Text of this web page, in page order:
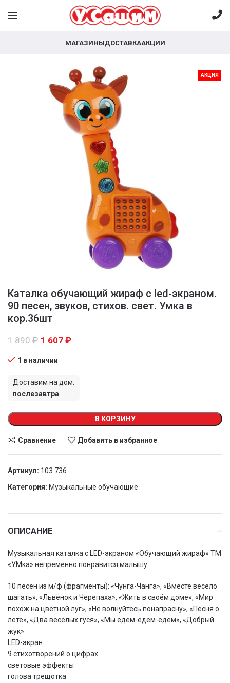
МАГАЗИНЫДОСТАВКААКЦИИ
АКЦИЯ
Каталка обучающий жираф с led-экраном.
90 песен, звуков, стихов. свет. Умка в
кор.36шт
1 890₽ 1 607 ₽
1 в наличии
Доставим на дом:
послезавтра
В КОРЗИНУ
Сравнение Добавить в избранное
Артикул: 103 736
Категория: Музыкальные обучающие
ОПИСАНИЕ
Музыкальная каталка с LED-экраном «Обучающий жираф» ТМ
«УМка» непременно понравится малышу:
10 песен из м/ф (фрагменты): «Чунга-Чанга», «Вместе весело
шагать», «Львёнок и Черепаха», «Жить в своём доме», «Мир
похож на цветной луг», «Не волнуйтесь понапрасну», «Песня о
лете», «Два весёлых гуся», «Мы едем-едем-едем», «Добрый
жук»
LED-экран
9 стихотворений о цифрах
световые эффекты
голова трещотка